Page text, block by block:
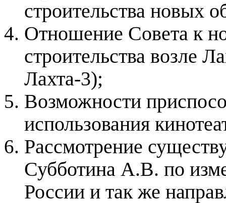
строительства новых
Отношение Совета к
строительства возле
Лахта-3);
Возможности
использования
Рассмотрение
Субботина А.В. по
России и так же